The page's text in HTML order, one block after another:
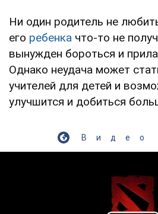
Ни один родитель не
его ребенка что-то не
вынужден бороться и
Однако неудача может
учителей для детей и
улучшится и добиться
Видео